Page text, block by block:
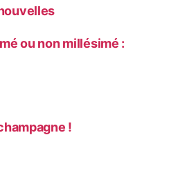
ou non millésimé :
!